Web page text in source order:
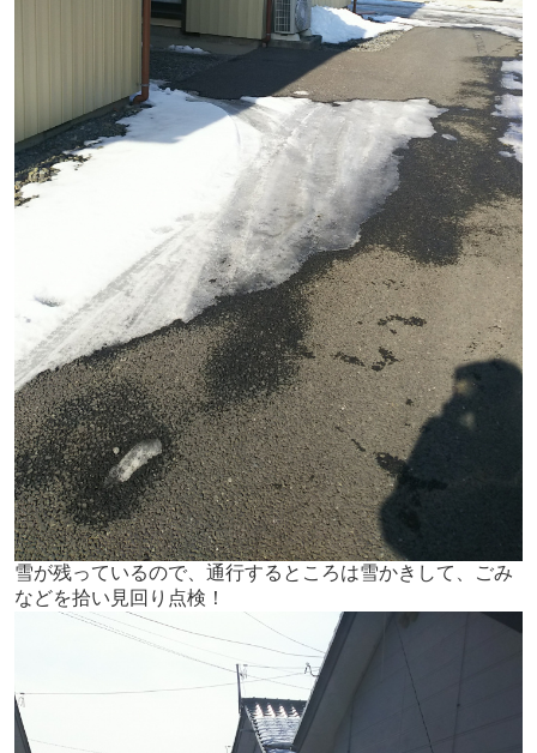
雪が残っているので、通行するところは雪かきして、ごみ
などを拾い見回り点検！